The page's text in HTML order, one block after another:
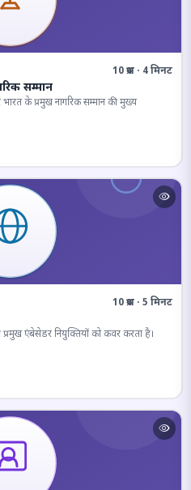
10 प्रश्न · 4 मिनट
सम्मान
भारत के प्रमुख नागरिक सम्मान की मुख्य
10 प्रश्न · 5 मिनट
एंबेसेडर नियुक्तियों को कवर करता है।